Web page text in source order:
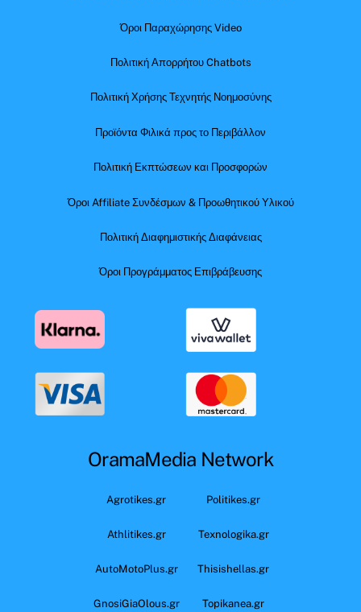
Όροι Παραχώρησης Video
Πολιτική Απορρήτου Chatbots
Πολιτική Χρήσης Τεχνητής Νοημοσύνης
Προϊόντα Φιλικά προς το Περιβάλλον
Πολιτική Εκπτώσεων και Προσφορών
Όροι Affiliate Συνδέσμων & Προωθητικού Υλικού
Πολιτική Διαφημιστικής Διαφάνειας
Όροι Προγράμματος Επιβράβευσης
OramaMedia Network
Agrotikes.gr Politikes.gr
Athlitikes.gr Texnologika.gr
AutoMotoPlus.gr Thisishellas.gr
GnosiGiaOlous.gr Topikanea.gr